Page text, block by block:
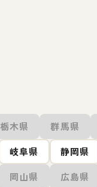
栃木県 群馬県
岐阜県 静岡県
岡山県 広島県